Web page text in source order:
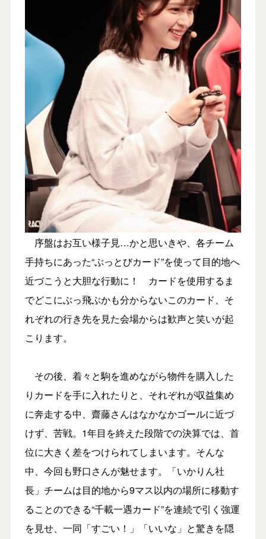
序盤はお互い様子見…かと思いきや、各チーム
手持ちにあった“ぶっとびカード”を使って目的地へ
近づこうと大胆な行動に！ カードを使用するま
でどこにぶっ飛ぶかも分からないこのカード、そ
れぞれの行き先を見た会場からは歓声と笑いが起
こります。
その後、着々と駒を進めながら物件を購入した
りカードを手に入れたりと、それぞれが収益集め
に奔走する中、齋藤さんはなかなかゴールに近づ
けず、苦戦。1年目を終えた段階での決算では、首
位に大きく差をつけられてしまいます。そんな
中、今回も野口さんが魅せます。「いかりん社
長」チームは目的地から9マス以内の場所に移動す
ることのできる“千載一遇カード”を連続で引く強運
を見せ、一同「すごい！」「いいな」と驚きを隠